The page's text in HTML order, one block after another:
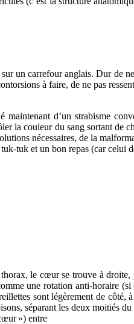
un carrefour anglais. Dur de
à faire, de ne pas
d’un strabisme
la couleur du sang sortant de
nécessaires, de la
tuk et un bon repas (car celui
le cœur se trouve à droite,
une rotation anti-horaire
sont légèrement de côté,
séparant les deux moitiés
») entre